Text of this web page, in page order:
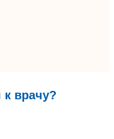
к врачу?